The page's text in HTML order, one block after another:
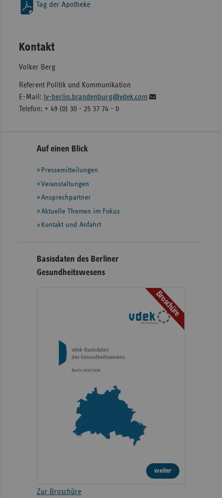
Tag der Apotheke
Kontakt
Volker Berg
Referent Politik und Kommunikation
E-Mail: lv-berlin.brandenburg@vdek.com
Telefon: + 49 (0) 30 - 25 37 74 - 0
Seitennavigation
Seitenleiste
weiteren
Informationen
Auf einen Blick
Pressemitteilungen
Veranstaltungen
Ansprechpartner
Aktuelle Themen im Fokus
Kontakt und Anfahrt
Basisdaten des Berliner
Gesundheitswesens
Broschüre
weiter
Zur Broschüre